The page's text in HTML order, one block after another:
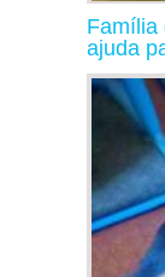
Família
ajuda